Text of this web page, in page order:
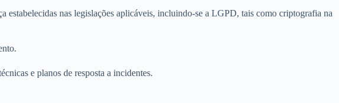
estabelecidas nas legislações aplicáveis, incluindo-se a LGPD, tais como criptografia na
e planos de resposta a incidentes.